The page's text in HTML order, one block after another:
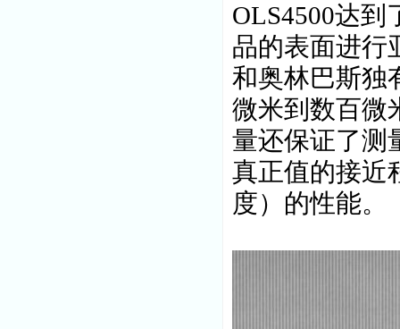
OLS4500达到
品的表面进行
和奥林巴斯独
微米到数百微
量还保证了测
真正值的接近
度）的性能。